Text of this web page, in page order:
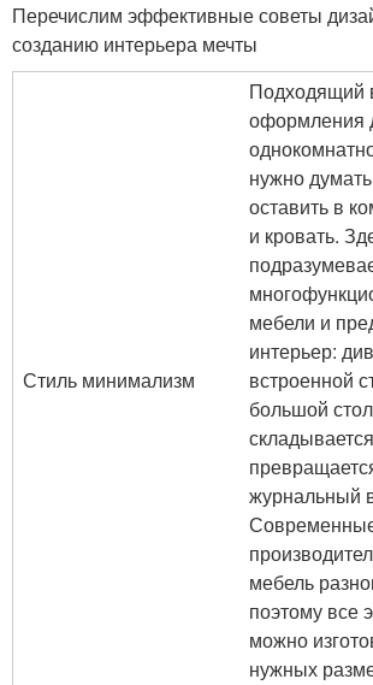
Перечислим эффективные советы
созданию интерьера мечты
Стиль минимализм
Подходящий
оформления
нужно
оставить в
и кровать.
мебели и
интерьер:
встроенной
большой
журнальный
мебель
поэтому все
можно
нужных